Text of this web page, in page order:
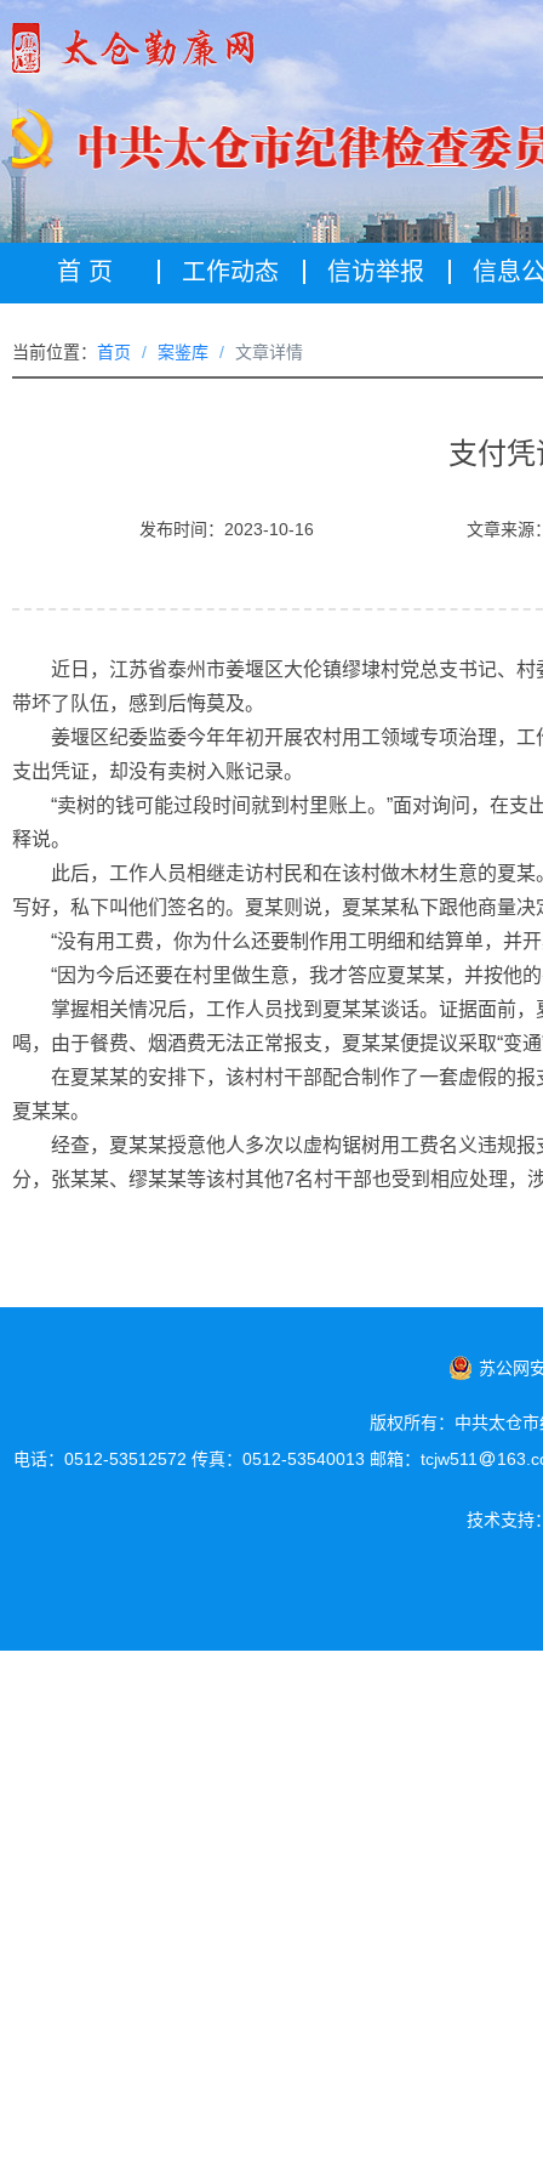
首 页 工作动态 信访举报 信息
当前位置： 首页 案鉴库 文章详情
支付
发布时间：2023-10-16 文章来源
近日，江苏省泰州市姜堰区大伦镇缪埭村党总支书记、村
带坏了队伍，感到后悔莫及。
姜堰区纪委监委今年年初开展农村用工领域专项治理，工
支出凭证，却没有卖树入账记录。
“卖树的钱可能过段时间就到村里账上。”面对询问，在支
释说。
此后，工作人员相继走访村民和在该村做木材生意的夏某
写好，私下叫他们签名的。夏某则说，夏某某私下跟他商量
“没有用工费，你为什么还要制作用工明细和结算单，并开
“因为今后还要在村里做生意，我才答应夏某某，并按他的
掌握相关情况后，工作人员找到夏某某谈话。证据面前，
喝，由于餐费、烟酒费无法正常报支，夏某某便提议采取“变
在夏某某的安排下，该村村干部配合制作了一套虚假的报
夏某某。
经查，夏某某授意他人多次以虚构锯树用工费名义违规报
分，张某某、缪某某等该村其他7名村干部也受到相应处理，
苏公网
版权所有：中共太仓
电话：0512-53512572 传真：0512-53540013 邮箱：tcjw511
技术支持